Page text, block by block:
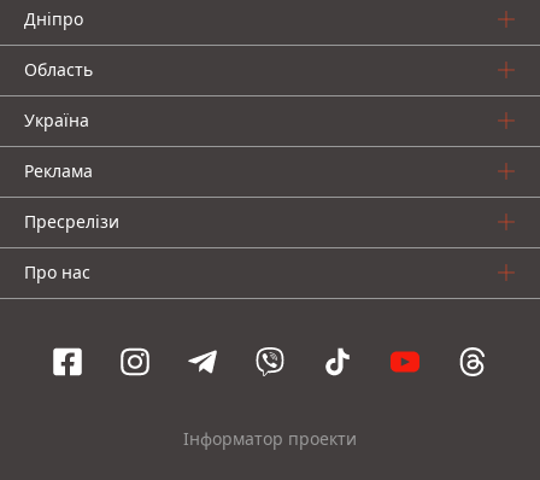
Дніпро
Область
Україна
Реклама
Пресрелізи
Про нас
Інформатор проекти